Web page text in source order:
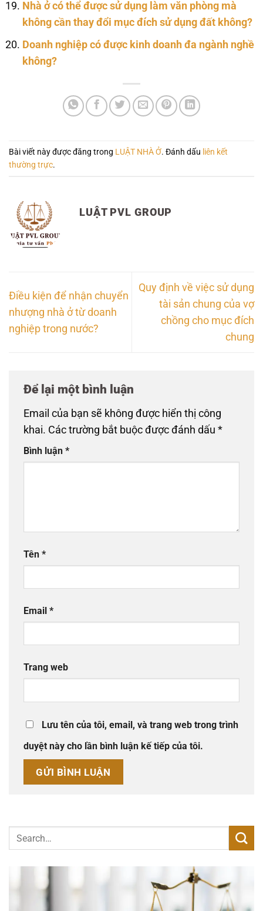
Nhà ở có thể được sử dụng làm văn phòng mà
không cần thay đổi mục đích sử dụng đất không?
Doanh nghiệp có được kinh doanh đa ngành nghề
không?
Bài viết này được đăng trong LUẬT NHÀ Ở. Đánh dấu liên kết
thường trực.
LUẬT PVL GROUP
Điều kiện để nhận chuyển
nhượng nhà ở từ doanh
nghiệp trong nước?
Quy định về việc sử dụng
tài sản chung của vợ
chồng cho mục đích
chung
Để lại một bình luận
Email của bạn sẽ không được hiển thị công
khai. Các trường bắt buộc được đánh dấu *
Bình luận *
Tên *
Email *
Trang web
Lưu tên của tôi, email, và trang web trong trình
duyệt này cho lần bình luận kế tiếp của tôi.